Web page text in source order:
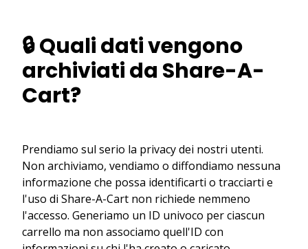
🔒 Quali dati vengono
archiviati da Share-A-
Cart?
Prendiamo sul serio la privacy dei nostri utenti.
Non archiviamo, vendiamo o diffondiamo nessuna
informazione che possa identificarti o tracciarti e
l'uso di Share-A-Cart non richiede nemmeno
l'accesso. Generiamo un ID univoco per ciascun
carrello ma non associamo quell'ID con